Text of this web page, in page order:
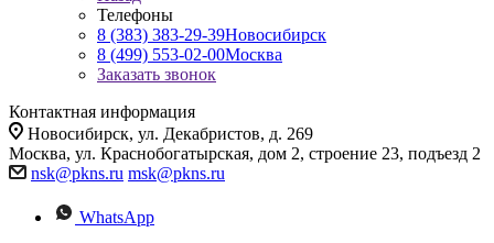
Телефоны
8 (383) 383-29-39Новосибирск
8 (499) 553-02-00Москва
Заказать звонок
Контактная информация
Новосибирск, ул. Декабристов, д. 269
Москва, ул. Краснобогатырская, дом 2, строение 23, подъезд 2
nsk@pkns.ru msk@pkns.ru
WhatsApp